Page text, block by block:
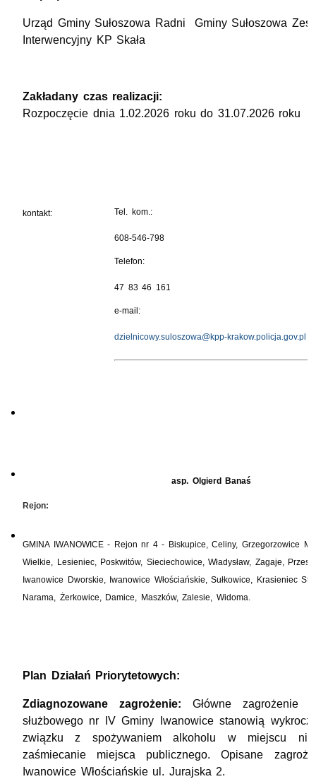
Urząd Gminy Sułoszowa Radni Gminy Sułoszowa
Interwencyjny KP Skała
Zakładany czas realizacji:
Rozpoczęcie dnia 1.02.2026 roku do 31.07.2026 roku
kontakt: Tel. kom.:
608-546-798
Telefon:
47 83 46 161
e-mail:
dzielnicowy.suloszowa@kpp-krakow.policja.gov.pl
asp. Olgierd Banaś
Rejon:
GMINA IWANOWICE - Rejon nr 4 - Biskupice, Celiny, Grzegorzowice
Wielkie, Lesieniec, Poskwitów, Sieciechowice, Władysław, Zagaje,
Iwanowice Dworskie, Iwanowice Włościańskie, Sułkowice, Krasieniec
Narama, Żerkowice, Damice, Maszków,
Plan Działań Priorytetowych:
Zdiagnozowane zagrożenie: Główne zagrożenie
służbowego nr IV Gminy Iwanowice stanowią
związku z spożywaniem alkoholu w miejscu
zaśmiecanie miejsca publicznego. Opisane
Iwanowice Włościańskie ul. Jurajska 2.